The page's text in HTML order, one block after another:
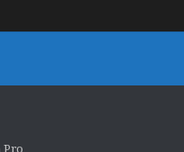
Pro